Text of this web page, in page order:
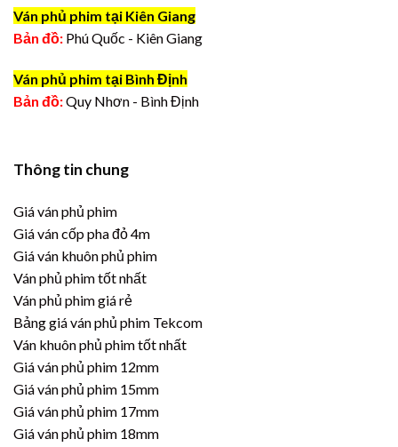
Ván phủ phim tại Kiên Giang
Bản đồ: Phú Quốc - Kiên Giang
Ván phủ phim tại Bình Định
Bản đồ:Quy Nhơn - Bình Định
Thông tin chung
Giá ván phủ phim
Giá ván cốp pha đỏ 4m
Giá ván khuôn phủ phim
Ván phủ phim tốt nhất
Ván phủ phim giá rẻ
Bảng giá ván phủ phim Tekcom
Ván khuôn phủ phim tốt nhất
Giá ván phủ phim 12mm
Giá ván phủ phim 15mm
Giá ván phủ phim 17mm
Giá ván phủ phim 18mm